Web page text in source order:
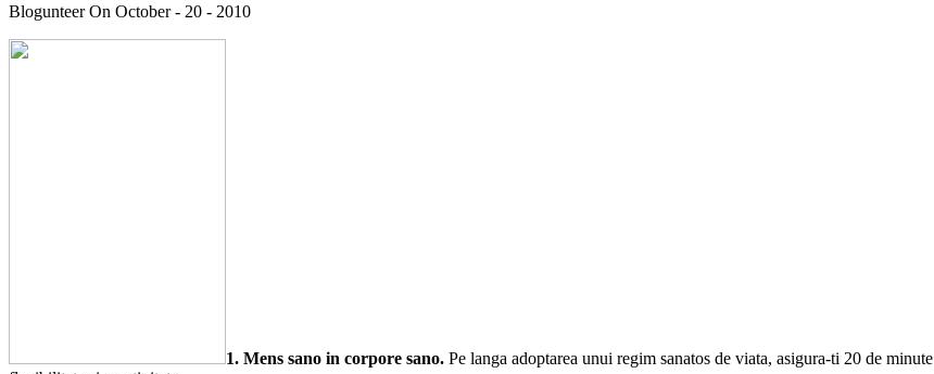
Blogunteer On October - 20 - 2010
1. Mens sano in corpore sano. Pe langa adoptarea unui regim sanatos de viata, asigura-ti 20 de